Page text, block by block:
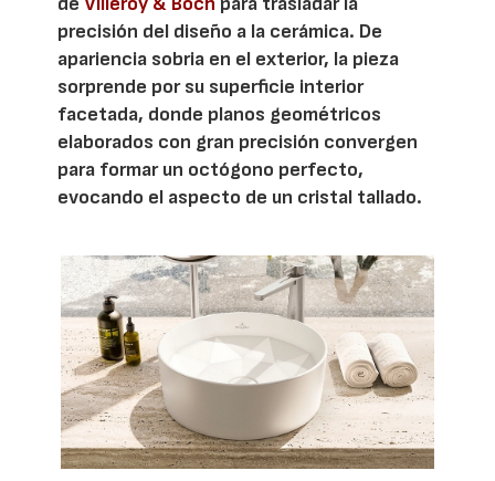
precisión del diseño a la cerámica. De
apariencia sobria en el exterior, la pieza
sorprende por su superficie interior
facetada, donde planos geométricos
elaborados con gran precisión convergen
para formar un octógono perfecto,
evocando el aspecto de un cristal tallado.